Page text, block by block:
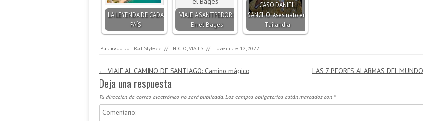
LA LEYENDA DE CADA
PAÍS
VIAJE A SANTPEDOR:
En el Bages
CASO DANIEL
SANCHO: Asesinato en
Tailandia
Publicado por: Rod Stylezz // INICIO VIAJES // noviembre 12, 2022
Navegación de entradas
← VIAJE AL CAMINO DE SANTIAGO: Camino mágico LAS 7 PEORES ALARMAS DEL MUNDO
Deja una respuesta
Tu dirección de correo electrónico no será publicada. Los campos obligatorios están marcados con *